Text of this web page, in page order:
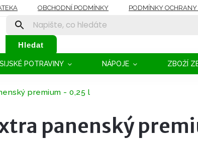
OBCHODNÍ PODMÍNKY PODMÍNKY
Hledat
POTRAVINY NÁPOJE ZBOŽÍ
premium - 0,25 l
panenský